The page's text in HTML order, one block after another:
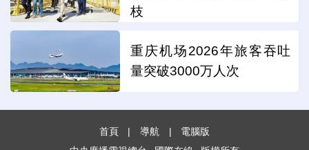
枝
重庆机场2026年旅客吞吐
量突破3000万人次
首頁 | 導航 |
電腦版